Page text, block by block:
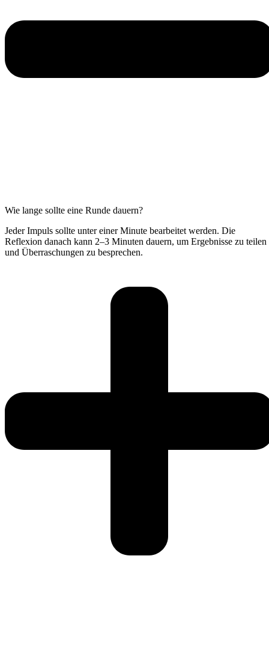
Wie lange sollte eine Runde dauern?
Jeder Impuls sollte unter einer Minute bearbeitet werden. Die
Reflexion danach kann 2–3 Minuten dauern, um Ergebnisse zu teilen
und Überraschungen zu besprechen.